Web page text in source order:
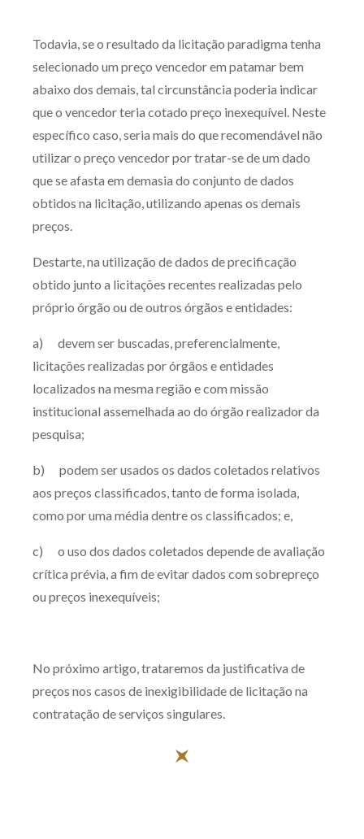
Todavia, se o resultado da licitação paradigma tenha
selecionado um preço vencedor em patamar bem
abaixo dos demais, tal circunstância poderia indicar
que o vencedor teria cotado preço inexequível. Neste
específico caso, seria mais do que recomendável não
utilizar o preço vencedor por tratar-se de um dado
que se afasta em demasia do conjunto de dados
obtidos na licitação, utilizando apenas os demais
preços.
Destarte, na utilização de dados de precificação
obtido junto a licitações recentes realizadas pelo
próprio órgão ou de outros órgãos e entidades:
a) devem ser buscadas, preferencialmente,
licitações realizadas por órgãos e entidades
localizados na mesma região e com missão
institucional assemelhada ao do órgão realizador da
pesquisa;
b) podem ser usados os dados coletados relativos
aos preços classificados, tanto de forma isolada,
como por uma média dentre os classificados; e,
c) o uso dos dados coletados depende de avaliação
crítica prévia, a fim de evitar dados com sobrepreço
ou preços inexequíveis;
No próximo artigo, trataremos da justificativa de
preços nos casos de inexigibilidade de licitação na
contratação de serviços singulares.